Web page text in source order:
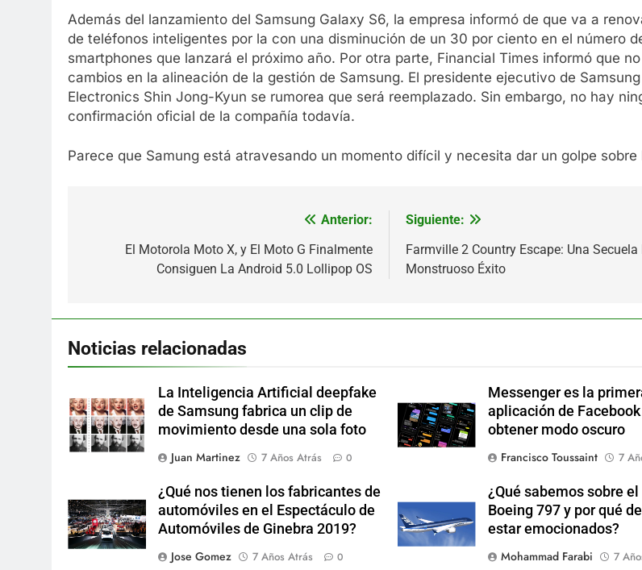
Además del lanzamiento del Samsung Galaxy S6, la empresa informó de que va a
de teléfonos inteligentes por la con una disminución de un 30 por ciento en el número
smartphones que lanzará el próximo año. Por otra parte, Financial Times informó que
cambios en la alineación de la gestión de Samsung. El presidente ejecutivo de Samsung
Electronics Shin Jong-Kyun se rumorea que será reemplazado. Sin embargo, no hay
confirmación oficial de la compañía todavía.
Parece que Samung está atravesando un momento difícil y necesita dar un golpe sobre
Anterior:
El Motorola Moto X, y El Moto G Finalmente
Consiguen La Android 5.0 Lollipop OS
Siguiente:
Farmville 2 Country Escape: Una Secuela
Monstruoso Éxito
Noticias relacionadas
La Inteligencia Artificial deepfake
de Samsung fabrica un clip de
movimiento desde una sola foto
Juan Martinez
7 Años Atrás 0
Messenger es la
aplicación de Facebook
obtener modo oscuro
Francisco Toussaint
7
¿Qué nos tienen los fabricantes de
automóviles en el Espectáculo de
Automóviles de Ginebra 2019?
Jose Gomez
7 Años Atrás 0
¿Qué sabemos sobre el
Boeing 797 y por qué
estar emocionados?
Mohammad Farabi
7